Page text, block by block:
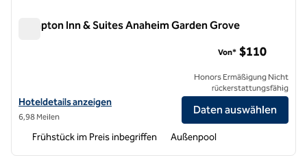
Hampton Inn & Suites Anaheim Garden Grove
Hoteldetails für Hampton Inn & Suites Anaheim Garden Grove
Hoteldetails anzeigen
6,98 Meilen
Von* $110
Honors Ermäßigung Nicht
rückerstattungsfähig
Daten auswählen
Frühstück im Preis inbegriffen Außenpool